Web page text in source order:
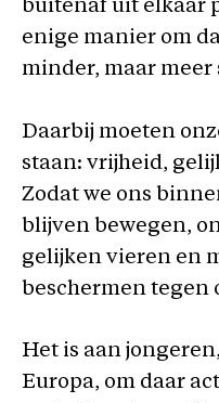
buitenaf uit elkaar
enige manier om
minder, maar
Daarbij moeten
staan: vrijheid,
Zodat we ons
blijven bewegen,
gelijken vieren en
beschermen tegen
Het is aan
Europa, om daar